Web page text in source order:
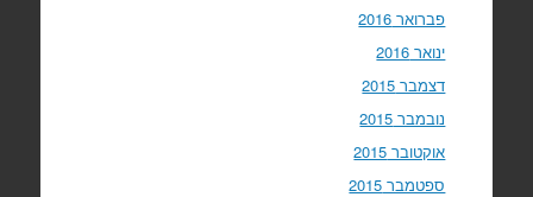
פברואר 2016
ינואר 2016
דצמבר 2015
נובמבר 2015
אוקטובר 2015
ספטמבר 2015